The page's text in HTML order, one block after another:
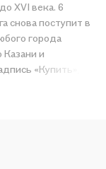
XVI века. 6
снова поступит в
города
и
«Купить»,
и проводим
выгоду!